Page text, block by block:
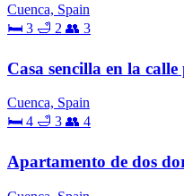
Cuenca, Spain
🛏 3 🛁 2 👥 3
Casa sencilla en la
Cuenca, Spain
🛏 4 🛁 3 👥 4
Apartamento de dos